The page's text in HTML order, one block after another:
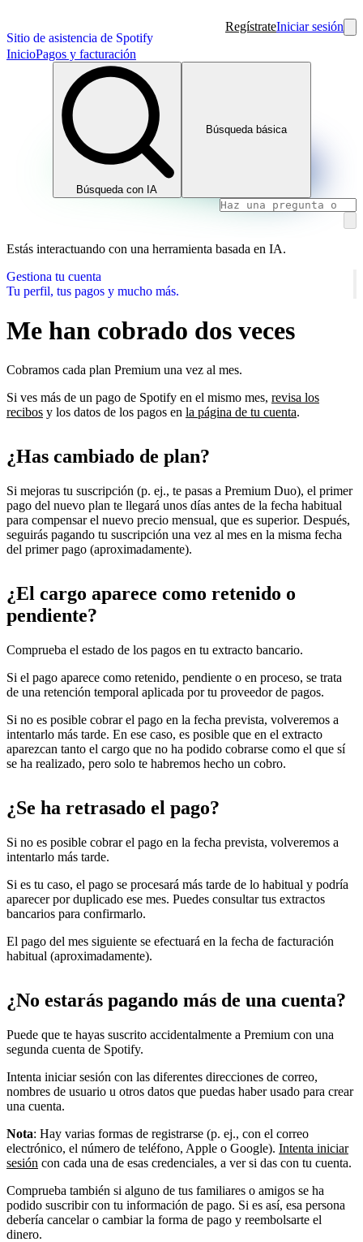
Sitio de asistencia de Spotify
RegístrateIniciar sesión
InicioPagos y facturación
Búsqueda con IA
Búsqueda básica
Estás interactuando con una herramienta basada en IA.
Gestiona tu cuenta
Tu perfil, tus pagos y mucho más.
Me han cobrado dos veces
Cobramos cada plan Premium una vez al mes.
Si ves más de un pago de Spotify en el mismo mes, revisa los
recibos y los datos de los pagos en la página de tu cuenta.
¿Has cambiado de plan?
Si mejoras tu suscripción (p. ej., te pasas a Premium Duo), el primer
pago del nuevo plan te llegará unos días antes de la fecha habitual
para compensar el nuevo precio mensual, que es superior. Después,
seguirás pagando tu suscripción una vez al mes en la misma fecha
del primer pago (aproximadamente).
¿El cargo aparece como retenido o
pendiente?
Comprueba el estado de los pagos en tu extracto bancario.
Si el pago aparece como retenido, pendiente o en proceso, se trata
de una retención temporal aplicada por tu proveedor de pagos.
Si no es posible cobrar el pago en la fecha prevista, volveremos a
intentarlo más tarde. En ese caso, es posible que en el extracto
aparezcan tanto el cargo que no ha podido cobrarse como el que sí
se ha realizado, pero solo te habremos hecho un cobro.
¿Se ha retrasado el pago?
Si no es posible cobrar el pago en la fecha prevista, volveremos a
intentarlo más tarde.
Si es tu caso, el pago se procesará más tarde de lo habitual y podría
aparecer por duplicado ese mes. Puedes consultar tus extractos
bancarios para confirmarlo.
El pago del mes siguiente se efectuará en la fecha de facturación
habitual (aproximadamente).
¿No estarás pagando más de una cuenta?
Puede que te hayas suscrito accidentalmente a Premium con una
segunda cuenta de Spotify.
Intenta iniciar sesión con las diferentes direcciones de correo,
nombres de usuario u otros datos que puedas haber usado para crear
una cuenta.
Nota: Hay varias formas de registrarse (p. ej., con el correo
electrónico, el número de teléfono, Apple o Google). Intenta iniciar
sesión con cada una de esas credenciales, a ver si das con tu cuenta.
Comprueba también si alguno de tus familiares o amigos se ha
podido suscribir con tu información de pago. Si es así, esa persona
debería cancelar o cambiar la forma de pago y reembolsarte el
dinero.